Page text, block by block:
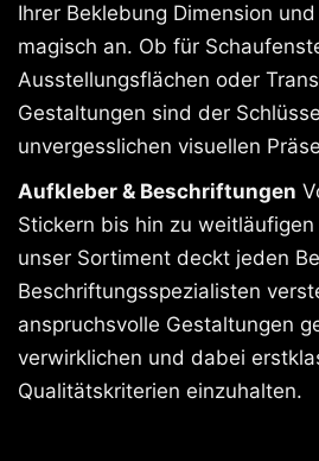
Ihrer Beklebung Dimension
magisch an. Ob für
Ausstellungsflächen oder
Gestaltungen sind der
unvergesslichen visuellen
Aufkleber & Beschriftungen
Stickern bis hin zu
unser Sortiment deckt jeden
Beschriftungsspezialisten
anspruchsvolle Gestaltungen
verwirklichen und dabei
Qualitätskriterien einzuhalten.